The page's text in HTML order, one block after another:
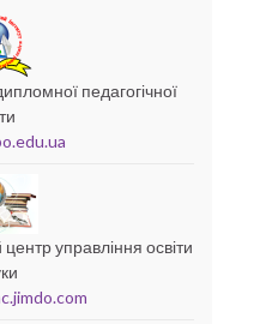
педагогічної
управління освіти